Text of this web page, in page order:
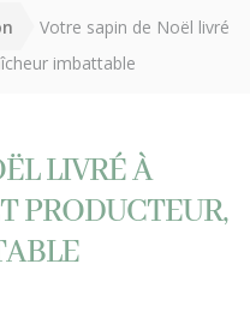
Votre sapin de Noël livré
imbattable
LIVRÉ À
PRODUCTEUR,